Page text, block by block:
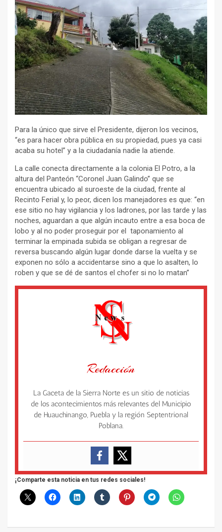
Para la único que sirve el Presidente, dijeron los vecinos,
“es para hacer obra pública en su propiedad, pues ya casi
acaba su hotel” y a la ciudadanía nadie la atiende.
La calle conecta directamente a la colonia El Potro, a la
altura del Panteón “Coronel Juan Galindo” que se
encuentra ubicado al suroeste de la ciudad, frente al
Recinto Ferial y, lo peor, dicen los manejadores es que: “en
ese sitio no hay vigilancia y los ladrones, por las tarde y las
noches, aguardan a que algún incauto entre a esa boca de
lobo y al no poder proseguir por el taponamiento al
terminar la empinada subida se obligan a regresar de
reversa buscando algún lugar donde darse la vuelta y se
exponen no sólo a accidentarse sino a que lo asalten, lo
roben y que se dé de santos el chofer si no lo matan”
Redacción
La Gaceta de la Sierra Norte es un sitio de noticias
de los acontecimientos más relevantes del Municipio
de Huauchinango, Puebla y la región Septentrional
Poblana.
¡Comparte esta noticia en tus redes sociales!